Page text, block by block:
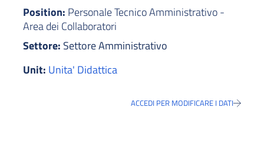
Position: Personale Tecnico Amministrativo -
Area dei Collaboratori
Settore: Settore Amministrativo
Unit: Unita' Didattica
ACCEDI PER MODIFICARE I DATI